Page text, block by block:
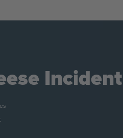
Incident